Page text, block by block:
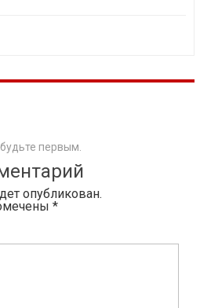
первым.
опубликован.
*